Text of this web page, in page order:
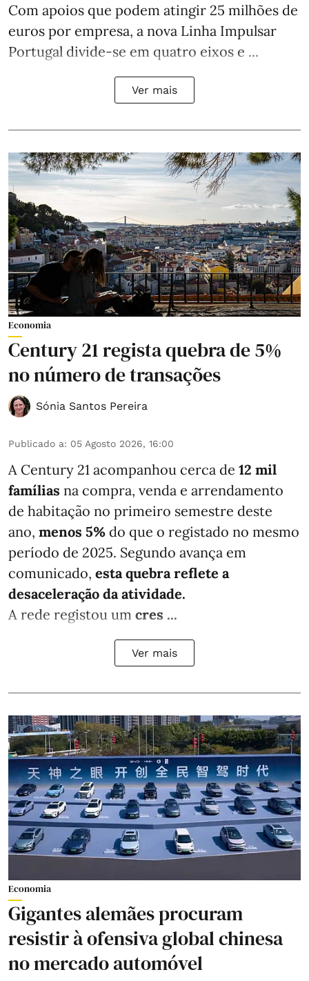
Com apoios que podem atingir 25 milhões de
euros por empresa, a nova Linha Impulsar
Portugal divide-se em quatro eixos e ...
Ver mais
Economia
Century 21 regista quebra de 5%
no número de transações
Sónia Santos Pereira
Publicado a: 05 Agosto 2026, 16:00
A Century 21 acompanhou cerca de 12 mil
famílias na compra, venda e arrendamento
de habitação no primeiro semestre deste
ano, menos 5% do que o registado no mesmo
período de 2025. Segundo avança em
comunicado, esta quebra reflete a
desaceleração da atividade.
A rede registou um cres ...
Ver mais
Economia
Gigantes alemães procuram
resistir à ofensiva global chinesa
no mercado automóvel